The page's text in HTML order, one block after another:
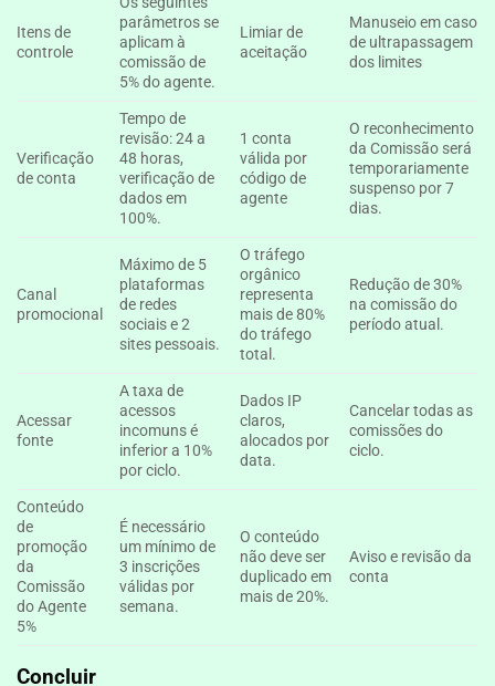
Itens de
controle
parâmetros se
aplicam à
comissão de
5% do agente.
Limiar de
aceitação
Manuseio em caso
de ultrapassagem
dos limites
Verificação
de conta
Tempo de
revisão: 24 a
48 horas,
verificação de
dados em
100%.
1 conta
válida por
código de
agente
O reconhecimento
da Comissão será
temporariamente
suspenso por 7
dias.
Canal
promocional
Máximo de 5
plataformas
de redes
sociais e 2
sites pessoais.
O tráfego
orgânico
representa
mais de 80%
do tráfego
total.
Redução de 30%
na comissão do
período atual.
Acessar
fonte
A taxa de
acessos
incomuns é
inferior a 10%
por ciclo.
Dados IP
claros,
alocados por
data.
Cancelar todas as
comissões do
ciclo.
Conteúdo
de
promoção
da
Comissão
do Agente
5%
É necessário
um mínimo de
3 inscrições
válidas por
semana.
O conteúdo
não deve ser
duplicado em
mais de 20%.
Aviso e revisão da
conta
Concluir